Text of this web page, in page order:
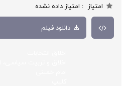
امتیاز
امتیاز داده نشده
دانلود فیلم